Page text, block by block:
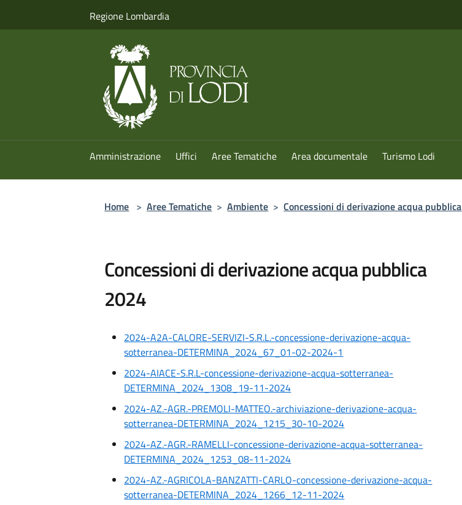
Regione Lombardia
Amministrazione Uffici Aree Tematiche Area documentale Turismo Lodi
Home > Aree Tematiche > Ambiente > Concessioni di derivazione acqua pubblica
Concessioni di derivazione acqua pubblica
2024
2024-A2A-CALORE-SERVIZI-S.R.L.-concessione-derivazione-acqua-
sotterranea-DETERMINA_2024_67_01-02-2024-1
2024-AIACE-S.R.L-concessione-derivazione-acqua-sotterranea-
DETERMINA_2024_1308_19-11-2024
2024-AZ.-AGR.-PREMOLI-MATTEO.-archiviazione-derivazione-acqua-
sotterranea-DETERMINA_2024_1215_30-10-2024
2024-AZ.-AGR.-RAMELLI-concessione-derivazione-acqua-sotterranea-
DETERMINA_2024_1253_08-11-2024
2024-AZ.-AGRICOLA-BANZATTI-CARLO-concessione-derivazione-acqua-
sotterranea-DETERMINA_2024_1266_12-11-2024